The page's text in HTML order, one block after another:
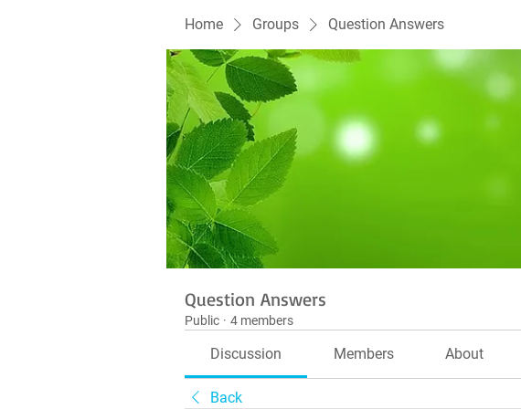
Home Groups Question Answers
Question Answers
Public · 4 members
Discussion Members About
Back